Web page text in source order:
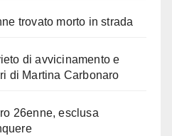
trovato morto in strada
di avvicinamento e
di Martina Carbonaro
26enne, esclusa